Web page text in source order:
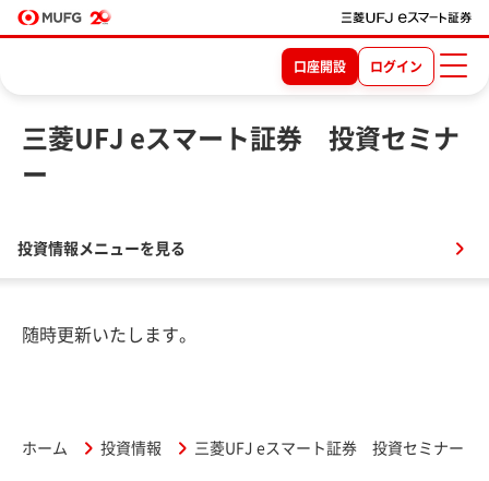
口座開設 ログイン
三菱UFJ eスマート証券 投資セミナ
ー
随時更新いたします。
投資情報メニューを見る
ホーム 投資情報 三菱UFJ eスマート証券 投資セミナー